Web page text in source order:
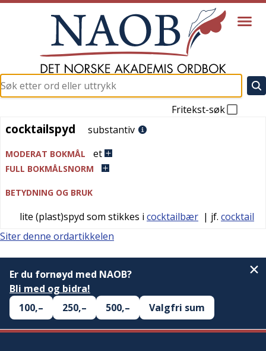
Fritekst-søk
cocktailspyd
cocktailspyd substantiv
MODERAT BOKMÅL et
FULL BOKMÅLSNORM
BETYDNING OG BRUK
lite (plast)spyd som stikkes i cocktailbær | jf. cocktail
Siter denne ordartikkelen
Er du fornøyd med NAOB?
Bli med og bidra!
100,–
250,– 500,– Valgfri sum